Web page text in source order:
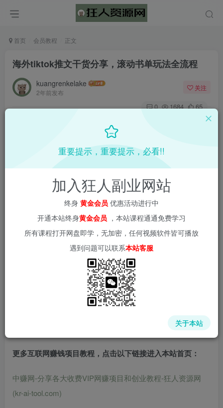
首页 会员教程 正文
海外tiktok推文干货分享，滚动书单玩法全流程
kuangrenkelake
2年前发布
关注
0 1684 65
📌 1000➕互联网副业项目教程，更多网赚项目，点击以下
链接进入本站首页：
中赚网 - 分享各大收费VIP网赚项目和创业教程 - 狂人资源
网
更多互联网赚钱项目教程，点击以下链接进入本站首页 ：
中赚网-分享各大收费VIP网赚项目和创业教程-狂人资源网
(kr-ai-tool.com)
重要提示，重要提示，必看!!
加入狂人副业网站
终身 黄金会员 优惠活动进行中
开通本站终身黄金会员 ，本站课程通通免费学习
所有课程打开网盘即学，无加密，任何视频软件皆可播放
遇到问题可以联系本站客服
关于本站